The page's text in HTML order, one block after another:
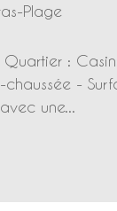
Plage
Quartier :
-
une...